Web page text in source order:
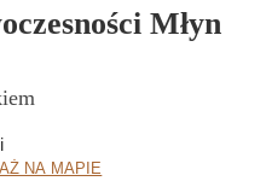
Młyn
na mapie